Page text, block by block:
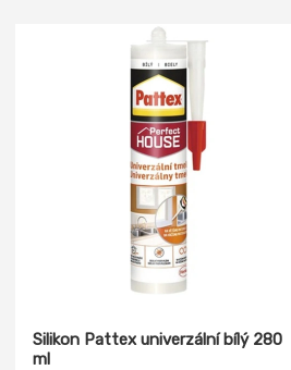
Silikon Pattex univerzální bílý 280
ml